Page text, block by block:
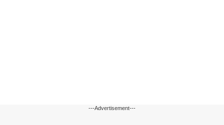
---Advertisement---